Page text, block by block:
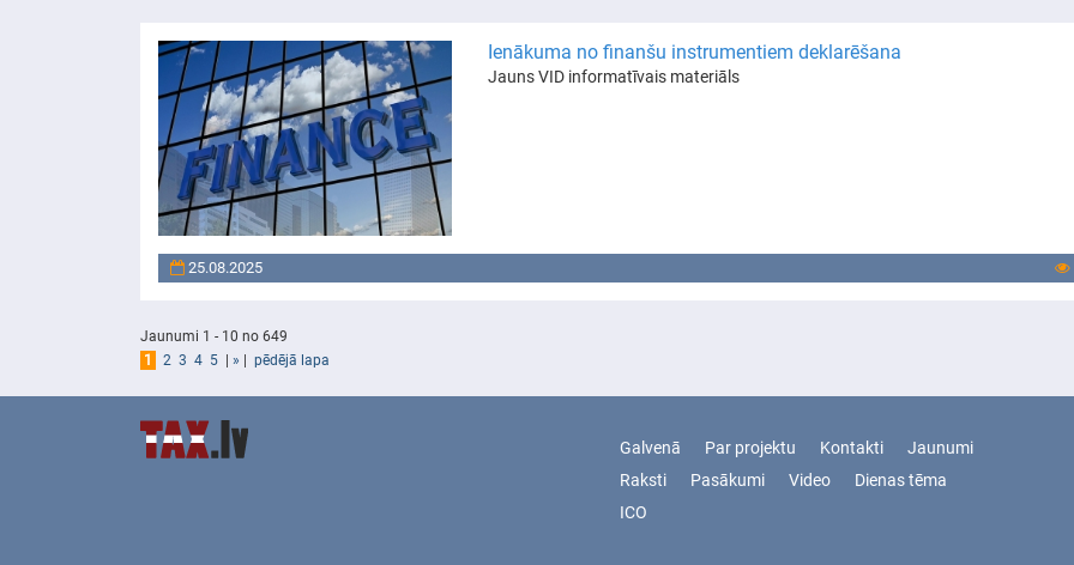
Ienākuma no finanšu instrumentiem deklarēšana
Jauns VID informatīvais materiāls
25.08.2025
Jaunumi 1 - 10 no 649
1
2 3 4 5 | » | pēdējā lapa
Galvenā Par projektu Kontakti
Jaunumi
Raksti
Pasākumi Video
Dienas tēma
ICO